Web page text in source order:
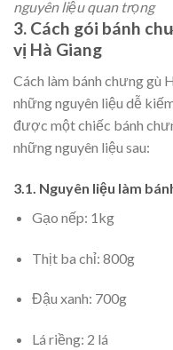
nguyên liệu quan trọng
3. Cách gói bánh
vị Hà Giang
Cách làm bánh chưng gù
những nguyên liệu dễ
được một chiếc bánh
những nguyên liệu sau:
3.1. Nguyên liệu làm
Gạo nếp: 1kg
Thịt ba chỉ: 800g
Đậu xanh: 700g
Lá riềng: 2 lá